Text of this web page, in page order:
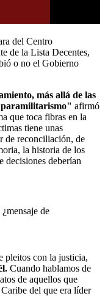
del Centro
de la Lista Decentes,
o no el Gobierno
más allá de las
paramilitarismo" afirmó
que toca fibras en la
tiene unas
de reconciliación, de
la historia de los
decisiones deberían
de
pleitos con la justicia,
Cuando hablamos de
de aquellos que
del que era líder